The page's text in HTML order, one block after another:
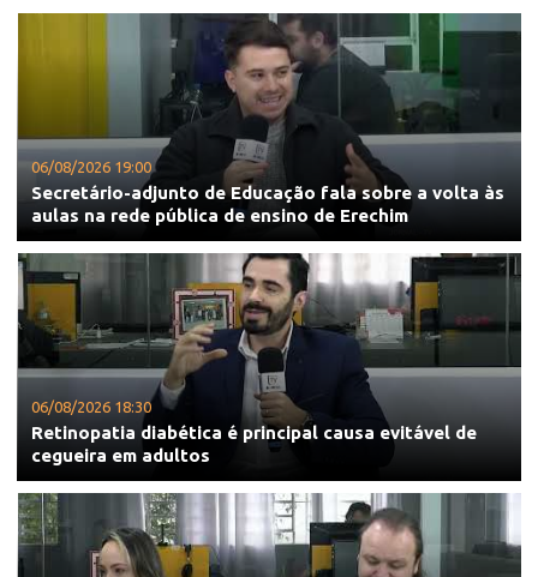
06/08/2026 19:00
Secretário-adjunto de Educação fala sobre a volta às
aulas na rede pública de ensino de Erechim
06/08/2026 18:30
Retinopatia diabética é principal causa evitável de
cegueira em adultos